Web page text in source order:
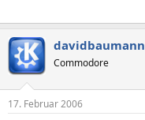
davidbaumann
Commodore
17. Februar 2006